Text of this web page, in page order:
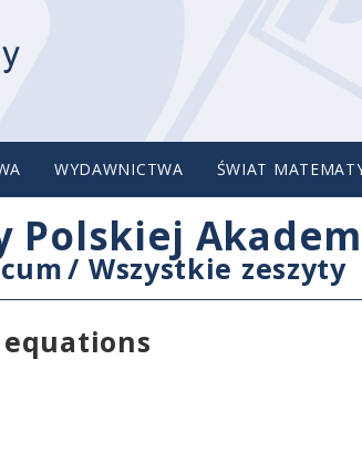
WYDAWNICTWA ŚWIAT
/ Wszystkie zeszyty